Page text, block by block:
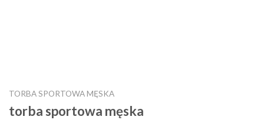
TORBA SPORTOWA MĘSKA
torba sportowa męska